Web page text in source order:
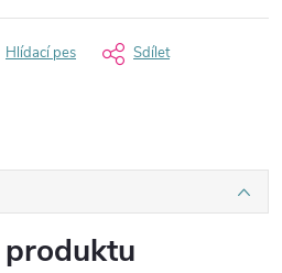
Hlídací pes Sdílet